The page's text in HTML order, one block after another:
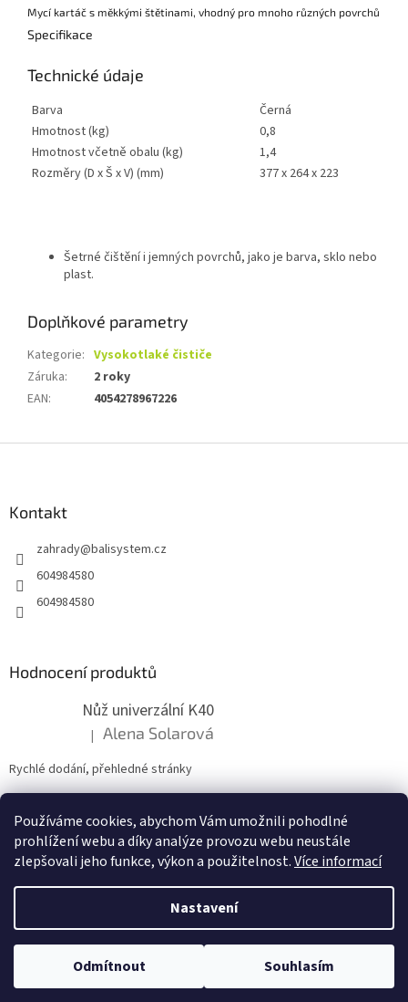
Používáme cookies, abychom Vám umožnili pohodlné
prohlížení webu a díky analýze provozu webu neustále
zlepšovali jeho funkce, výkon a použitelnost.Více informací
Nastavení
Odmítnout Souhlasím
Mycí kartáč s měkkými štětinami, vhodný pro mnoho různých povrchů
Specifikace
Technické údaje
Barva
Černá
Hmotnost (kg)
0,8
Hmotnost včetně obalu (kg)
1,4
Rozměry (D x Š x V) (mm)
377 x 264 x 223
Šetrné čištění i jemných povrchů, jako je barva, sklo nebo
plast.
Doplňkové parametry
Kategorie: Vysokotlaké čističe
Záruka:
2 roky
EAN: 4054278967226
Kontakt
zahrady@balisystem.cz
604984580
604984580
Hodnocení produktů
Nůž univerzální K40
Hodnocení produktu je 5 z 5 hvězdiček.
| Alena Solarová
Rychlé dodání, přehledné stránky
ZDE NÁM MŮŽETE VLOŽIT HODNOCENÍ
Vytvořil Shoptet
Copyright 2026zahradymorava.cz . Všechna práva vyhrazena.